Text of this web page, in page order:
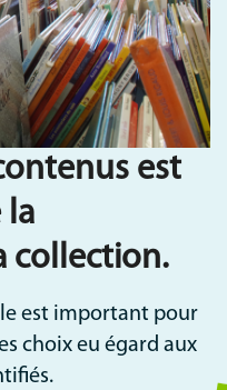
est
la
collection.
est important pour
choix eu égard aux